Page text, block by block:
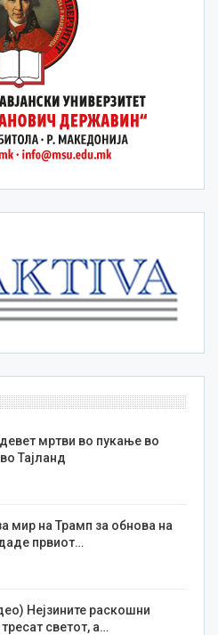
мртви во пукање во
Тајланд
мир на Трамп за обнова на
првиот…
Нејзините раскошни
светот, а…